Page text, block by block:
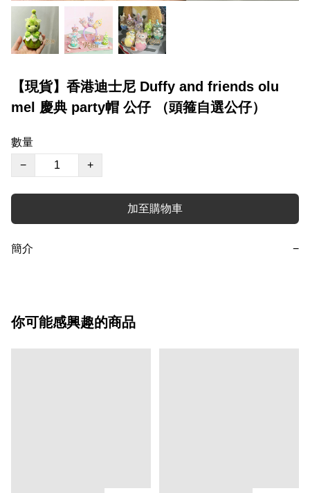
【現貨】香港迪士尼 Duffy and friends olu
mel 慶典 party帽 公仔 （頭箍自選公仔）
數量
−
+
加至購物車
簡介 −
你可能感興趣的商品